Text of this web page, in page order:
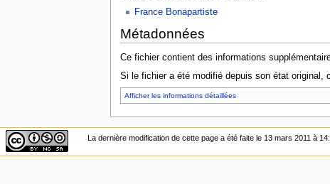
France Bonapartiste
Métadonnées
Ce fichier contient des informations
Si le fichier a été modifié depuis son état original,
Afficher les informations détaillées
La dernière modification de cette page a été faite le 13 mars 2011 à